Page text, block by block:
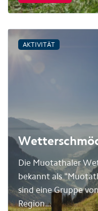
AKTIVITÄT
Die Muotathaler
bekannt als
sind eine Gruppe
Region...